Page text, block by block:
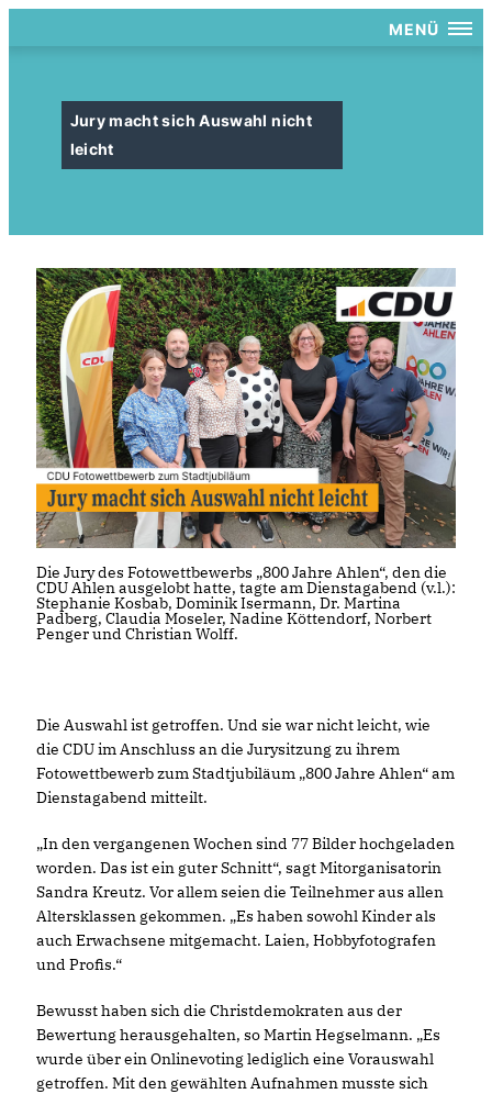
MENÜ
Jury macht sich Auswahl nicht
leicht
Die Jury des Fotowettbewerbs „800 Jahre Ahlen“, den die
CDU Ahlen ausgelobt hatte, tagte am Dienstagabend (v.l.):
Stephanie Kosbab, Dominik Isermann, Dr. Martina
Padberg, Claudia Moseler, Nadine Köttendorf, Norbert
Penger und Christian Wolff.
Die Auswahl ist getroffen. Und sie war nicht leicht, wie
die CDU im Anschluss an die Jurysitzung zu ihrem
Fotowettbewerb zum Stadtjubiläum „800 Jahre Ahlen“ am
Dienstagabend mitteilt.
In den vergangenen Wochen sind 77 Bilder hochgeladen
worden. Das ist ein guter Schnitt“, sagt Mitorganisatorin
Sandra Kreutz. Vor allem seien die Teilnehmer aus allen
Altersklassen gekommen. „Es haben sowohl Kinder als
auch Erwachsene mitgemacht. Laien, Hobbyfotografen
und Profis.“
Bewusst haben sich die Christdemokraten aus der
Bewertung herausgehalten, so Martin Hegselmann. „Es
wurde über ein Onlinevoting lediglich eine Vorauswahl
getroffen. Mit den gewählten Aufnahmen musste sich